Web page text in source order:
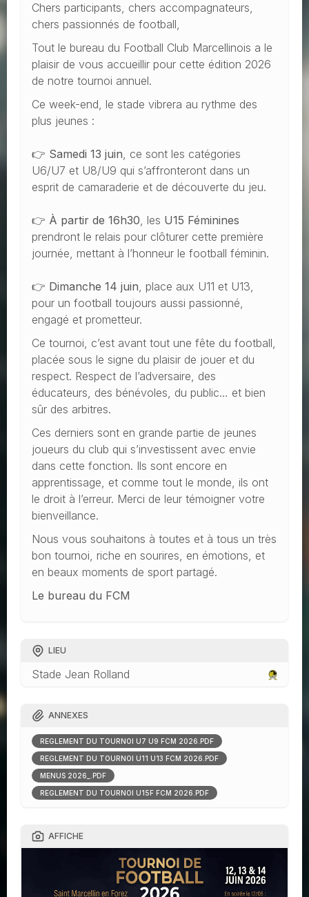
Chers participants, chers accompagnateurs,
chers passionnés de football,
Tout le bureau du Football Club Marcellinois a le
plaisir de vous accueillir pour cette édition 2026
de notre tournoi annuel.
Ce week-end, le stade vibrera au rythme des
plus jeunes :
👉 Samedi 13 juin, ce sont les catégories
U6/U7 et U8/U9 qui s’affronteront dans un
esprit de camaraderie et de découverte du jeu.
👉 À partir de 16h30, les U15 Féminines
prendront le relais pour clôturer cette première
journée, mettant à l’honneur le football féminin.
👉 Dimanche 14 juin, place aux U11 et U13,
pour un football toujours aussi passionné,
engagé et prometteur.
Ce tournoi, c’est avant tout une fête du football,
placée sous le signe du plaisir de jouer et du
respect. Respect de l’adversaire, des
éducateurs, des bénévoles, du public… et bien
sûr des arbitres.
Ces derniers sont en grande partie de jeunes
joueurs du club qui s’investissent avec envie
dans cette fonction. Ils sont encore en
apprentissage, et comme tout le monde, ils ont
le droit à l’erreur. Merci de leur témoigner votre
bienveillance.
Nous vous souhaitons à toutes et à tous un très
bon tournoi, riche en sourires, en émotions, et
en beaux moments de sport partagé.
Le bureau du FCM
LIEU
Stade Jean Rolland
ANNEXES
RÈGLEMENT DU TOURNOI U7 U9 FCM 2026.PDF
RÈGLEMENT DU TOURNOI U11 U13 FCM 2026.PDF
MENUS 2026_.PDF
RÈGLEMENT DU TOURNOI U15F FCM 2026.PDF
AFFICHE